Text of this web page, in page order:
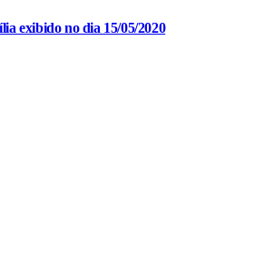
exibido no dia 15/05/2020